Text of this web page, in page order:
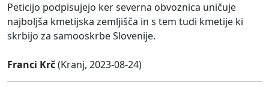
Peticijo podpisujejo ker severna obvoznica uničuje
najboljša kmetijska zemljišča in s tem tudi kmetije ki
skrbijo za samooskrbe Slovenije.
Franci Krč(Kranj, 2023-08-24)